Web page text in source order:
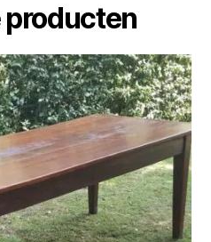
producten